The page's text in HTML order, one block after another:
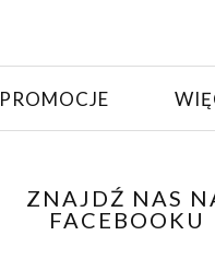
PROMOCJE
ZNAJDŹ NAS
FACEBOOKU